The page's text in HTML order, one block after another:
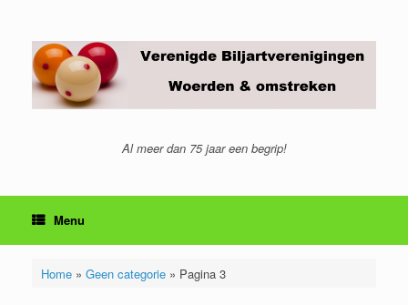
inhoud
Al meer dan 75 jaar een begrip!
Menu
Home» Geen categorie» Pagina 3